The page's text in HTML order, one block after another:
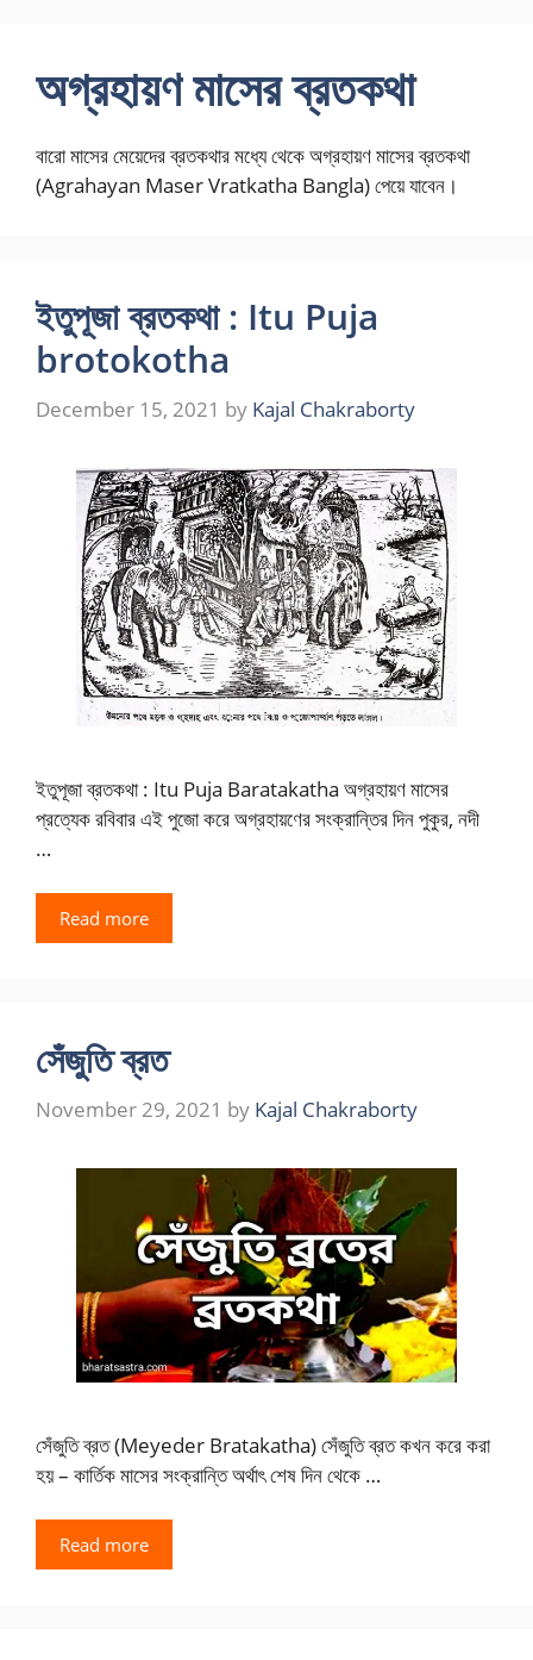
contentঅগ্রহায়ণ মাসের ব্রতকথা
বারো মাসের মেয়েদের ব্রতকথার মধ্যে থেকে অগ্রহায়ণ মাসের ব্রতকথা
(Agrahayan Maser Vratkatha Bangla) পেয়ে যাবেন।
ইতুপূজা ব্রতকথা : Itu Puja
brotokotha
December 15, 2021 by Kajal Chakraborty
ইতুপূজা ব্রতকথা : Itu Puja Baratakatha অগ্রহায়ণ মাসের
প্রত্যেক রবিবার এই পুজো করে অগ্রহায়ণের সংক্রান্তির দিন পুকুর, নদী
…
Read more
সেঁজুতি ব্রত
November 29, 2021 by Kajal Chakraborty
সেঁজুতি ব্রত (Meyeder Bratakatha) সেঁজুতি ব্রত কখন করে করা
হয় – কার্তিক মাসের সংক্রান্তি অর্থাৎ শেষ দিন থেকে …
Read more